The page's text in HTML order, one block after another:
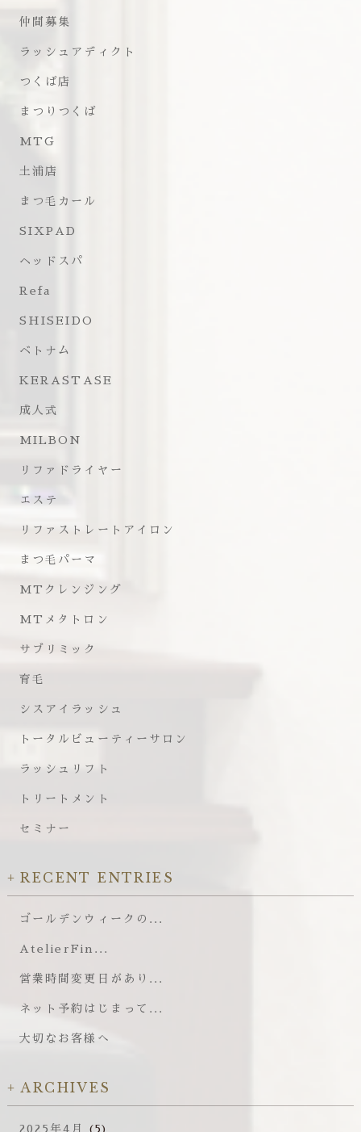
仲間募集
ラッシュアディクト
つくば店
まつりつくば
MTG
土浦店
まつ毛カール
SIXPAD
ヘッドスパ
Refa
SHISEIDO
ベトナム
KERASTASE
成人式
MILBON
リファドライヤー
エステ
リファストレートアイロン
まつ毛パーマ
MTクレンジング
MTメタトロン
サブリミック
育毛
シスアイラッシュ
トータルビューティーサロン
ラッシュリフト
トリートメント
セミナー
RECENT ENTRIES
ゴールデンウィークの...
AtelierFin...
営業時間変更日があり...
ネット予約はじまって...
大切なお客様へ
ARCHIVES
2025年4月 (5)